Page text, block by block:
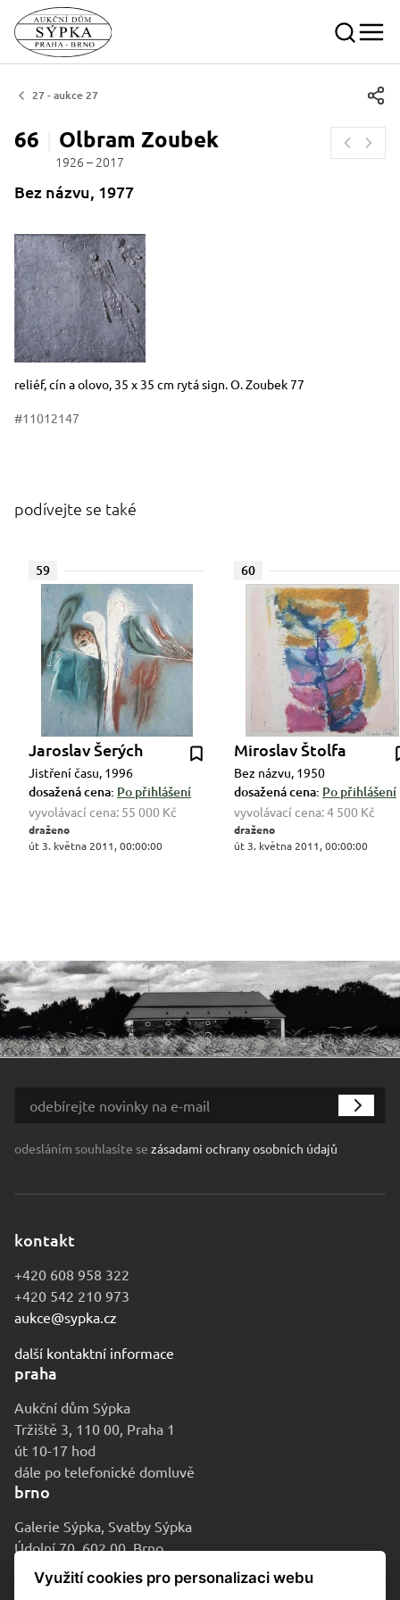
27 - aukce 27
66 Olbram Zoubek
1926 – 2017
Bez názvu, 1977
Rozměry
Stručný popis předmětu
reliéf, cín a olovo, 35 x 35 cm rytá sign. O. Zoubek 77
#11012147
podívejte se také
59
Jaroslav Šerých
Jistření času, 1996
dosažená cena: Po přihlášení
vyvolávací cena: 55 000 Kč
draženo
út 3. května 2011, 00:00:00
60
Miroslav Štolfa
Bez názvu, 1950
dosažená cena: Po přihlášení
vyvolávací cena:4 500 Kč
draženo
út 3. května 2011, 00:00:00
odesláním souhlasíte se zásadami ochrany osobních údajů
kontakt
+420 608 958 322
+420 542 210 973
aukce@sypka.cz
další kontaktní informace
praha
Aukční dům Sýpka
Tržiště 3, 110 00, Praha 1
út 10-17 hod
dále po telefonické domluvě
brno
Galerie Sýpka, Svatby Sýpka
Údolní 70, 602 00, Brno
po-pá 9-16 hod
Využití cookies pro personalizaci webu